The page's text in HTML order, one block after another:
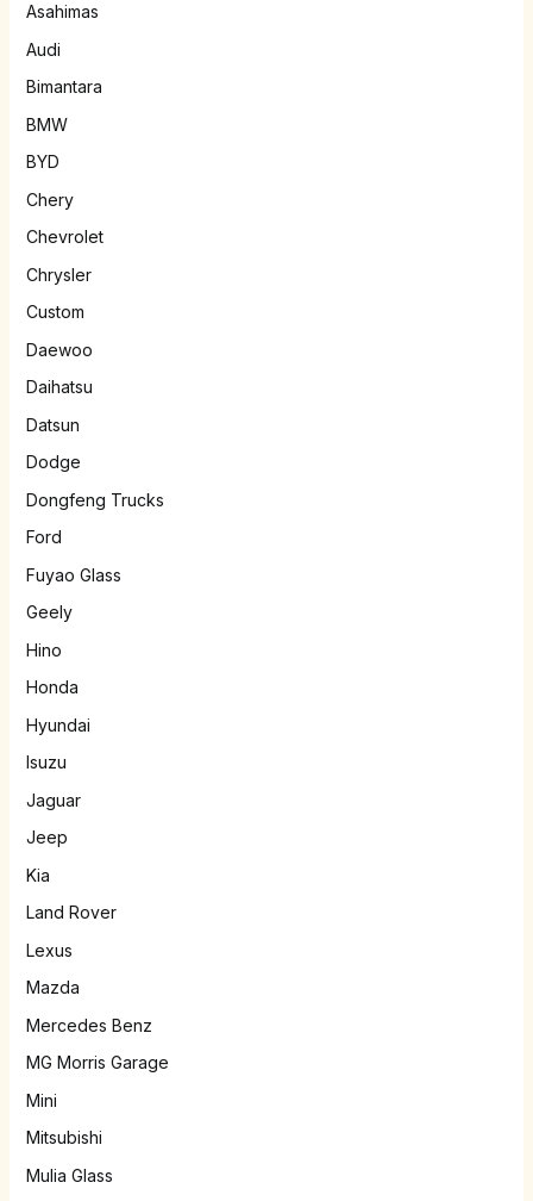
Asahimas
Audi
Bimantara
BMW
BYD
Chery
Chevrolet
Chrysler
Custom
Daewoo
Daihatsu
Datsun
Dodge
Dongfeng Trucks
Ford
Fuyao Glass
Geely
Hino
Honda
Hyundai
Isuzu
Jaguar
Jeep
Kia
Land Rover
Lexus
Mazda
Mercedes Benz
MG Morris Garage
Mini
Mitsubishi
Mulia Glass